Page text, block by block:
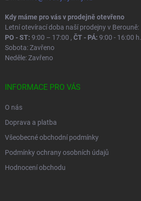
Kdy máme pro vás v prodejně otevřeno
Letní otevírací doba naší prodejny v Berouně:
PO - ST: 9:00 – 17:00 , ČT - PÁ: 9:00 - 16:00 h.
Sobota: Zavřeno
Neděle: Zavřeno
INFORMACE PRO VÁS
O nás
Doprava a platba
Všeobecné obchodní podmínky
Podmínky ochrany osobních údajů
Hodnocení obchodu